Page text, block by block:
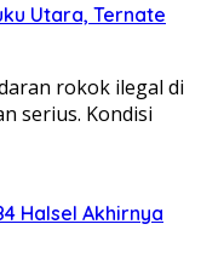
Utara, Ternate
rokok ilegal di
serius. Kondisi
Halsel Akhirnya